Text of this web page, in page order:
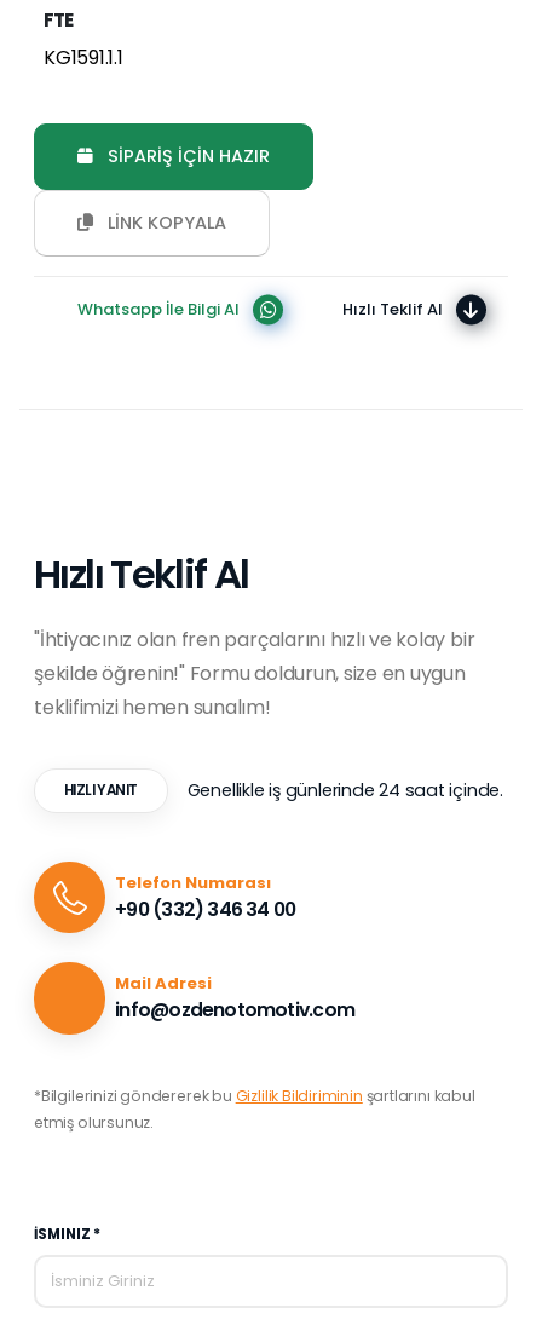
FTE
KG1591.1.1
SİPARİŞ İÇİN HAZIR
LİNK KOPYALA
Whatsapp İle Bilgi Al Hızlı Teklif Al
Hızlı Teklif Al
"İhtiyacınız olan fren parçalarını hızlı ve kolay bir
şekilde öğrenin!" Formu doldurun, size en uygun
teklifimizi hemen sunalım!
HIZLI YANIT Genellikle iş günlerinde 24 saat içinde.
Telefon Numarası
+90 (332) 346 34 00
Mail Adresi
info@ozdenotomotiv.com
*Bilgilerinizi göndererek bu Gizlilik Bildiriminin şartlarını kabul
etmiş olursunuz.
İSMINIZ *